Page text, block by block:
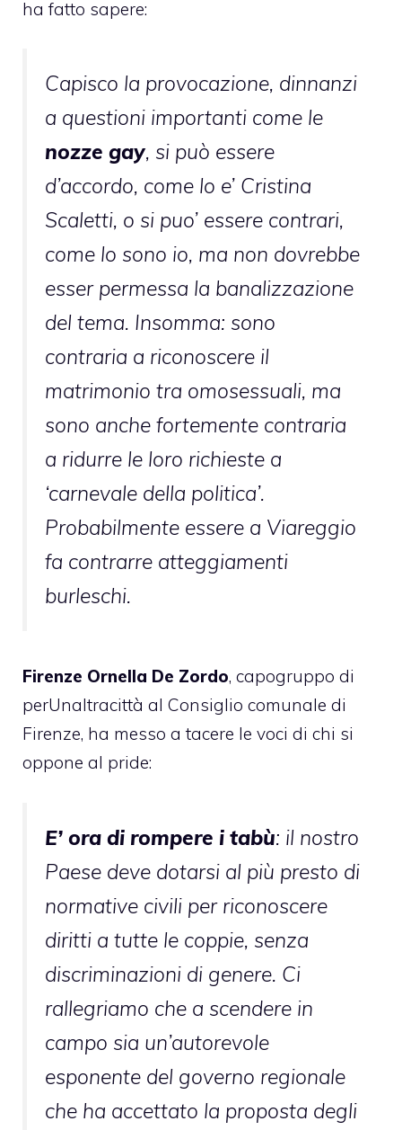
ha fatto sapere:
Capisco la provocazione, dinnanzi
a questioni importanti come le
nozze gay, si può essere
d’accordo, come lo e’ Cristina
Scaletti, o si puo’ essere contrari,
come lo sono io, ma non dovrebbe
esser permessa la banalizzazione
del tema. Insomma: sono
contraria a riconoscere il
matrimonio tra omosessuali, ma
sono anche fortemente contraria
a ridurre le loro richieste a
‘carnevale della politica’.
Probabilmente essere a Viareggio
fa contrarre atteggiamenti
burleschi.
Firenze Ornella De Zordo, capogruppo di
perUnaltracittà al Consiglio comunale di
Firenze, ha messo a tacere le voci di chi si
oppone al pride:
E’ ora di rompere i tabù: il nostro
Paese deve dotarsi al più presto di
normative civili per riconoscere
diritti a tutte le coppie, senza
discriminazioni di genere. Ci
rallegriamo che a scendere in
campo sia un’autorevole
esponente del governo regionale
che ha accettato la proposta degli